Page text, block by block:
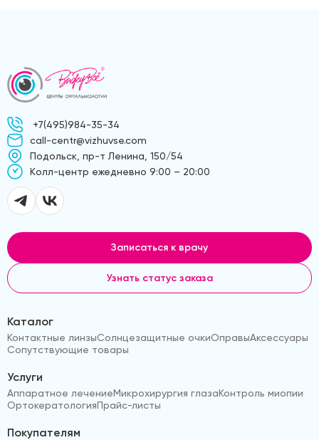
+7(495)984-35-34
call-centr@vizhuvse.com
Подольск, пр-т Ленина, 150/54
Kолл-центр ежедневно 9:00 – 20:00
Записаться к врачу
Узнать статус заказа
Каталог
Контактные линзыСолнцезащитные очкиОправыАксессуары
Сопутствующие товары
Услуги
Аппаратное лечениеМикрохирургия глазаКонтроль миопии
ОртокератологияПрайс-листы
Покупателям